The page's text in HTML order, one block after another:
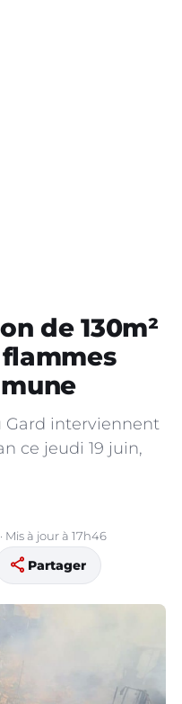
de 130m²
Gard interviennent
ce jeudi 19 juin,
Mis à jour à 17h46
share Partager